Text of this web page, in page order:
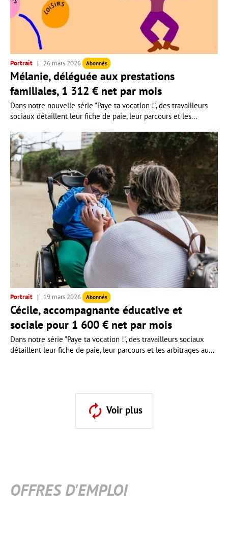
Portrait 26 mars 2026 Abonnés
Mélanie, déléguée aux prestations
familiales, 1 312 € net par mois
Dans notre nouvelle série "Paye ta vocation !", des travailleurs
sociaux détaillent leur fiche de paie, leur parcours et les...
Portrait 19 mars 2026 Abonnés
Cécile, accompagnante éducative et
sociale pour 1 600 € net par mois
Dans notre série "Paye ta vocation !", des travailleurs sociaux
détaillent leur fiche de paie, leur parcours et les arbitrages au...
Voir plus
OFFRES D'EMPLOI